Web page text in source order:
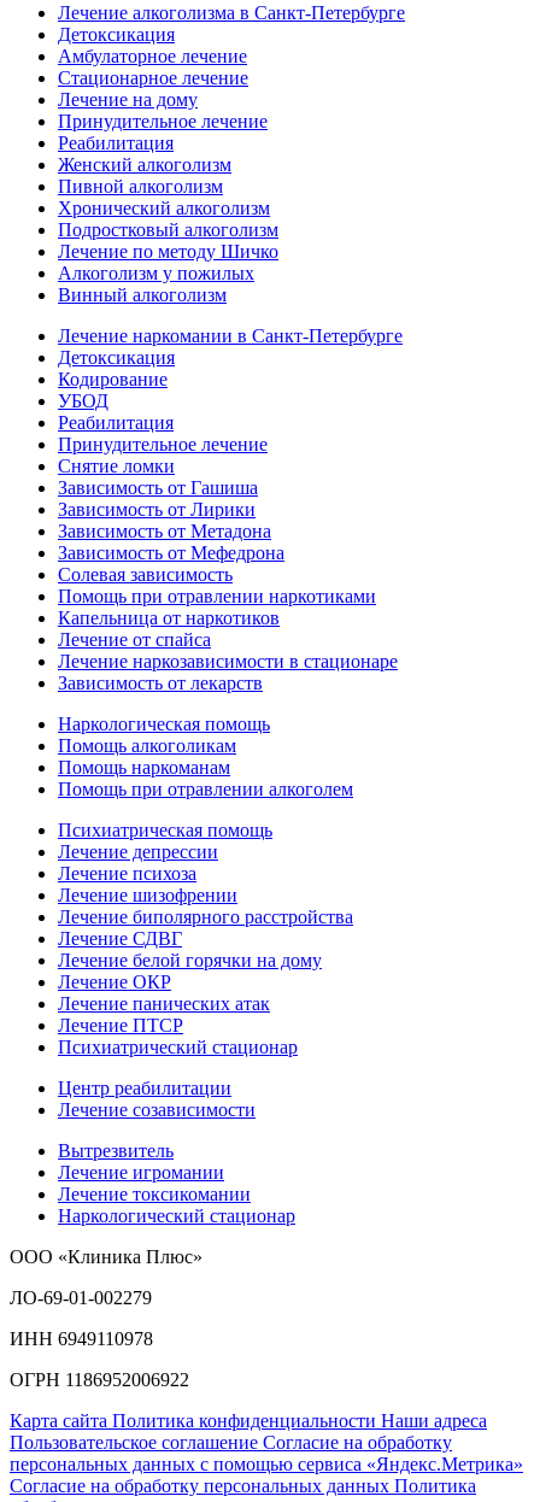
Лечение алкоголизма в Санкт-Петербурге
Детоксикация
Амбулаторное лечение
Стационарное лечение
Лечение на дому
Принудительное лечение
Реабилитация
Женский алкоголизм
Пивной алкоголизм
Хронический алкоголизм
Подростковый алкоголизм
Лечение по методу Шичко
Алкоголизм у пожилых
Винный алкоголизм
Лечение наркомании в Санкт-Петербурге
Детоксикация
Кодирование
УБОД
Реабилитация
Принудительное лечение
Снятие ломки
Зависимость от Гашиша
Зависимость от Лирики
Зависимость от Метадона
Зависимость от Мефедрона
Солевая зависимость
Помощь при отравлении наркотиками
Капельница от наркотиков
Лечение от спайса
Лечение наркозависимости в стационаре
Зависимость от лекарств
Наркологическая помощь
Помощь алкоголикам
Помощь наркоманам
Помощь при отравлении алкоголем
Психиатрическая помощь
Лечение депрессии
Лечение психоза
Лечение шизофрении
Лечение биполярного расстройства
Лечение СДВГ
Лечение белой горячки на дому
Лечение ОКР
Лечение панических атак
Лечение ПТСР
Психиатрический стационар
Центр реабилитации
Лечение созависимости
Вытрезвитель
Лечение игромании
Лечение токсикомании
Наркологический стационар
ООО «Клиника Плюс»
ЛО-69-01-002279
ИНН 6949110978
ОГРН 1186952006922
Карта сайта Политика конфиденциальности Наши адреса
Пользовательское соглашение Согласие на обработку
персональных данных с помощью сервиса «Яндекс.Метрика»
Согласие на обработку персональных данных Политика